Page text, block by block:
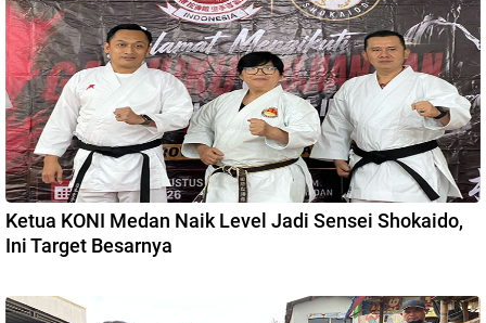
Ketua KONI Medan Naik Level Jadi Sensei Shokaido,
Ini Target Besarnya